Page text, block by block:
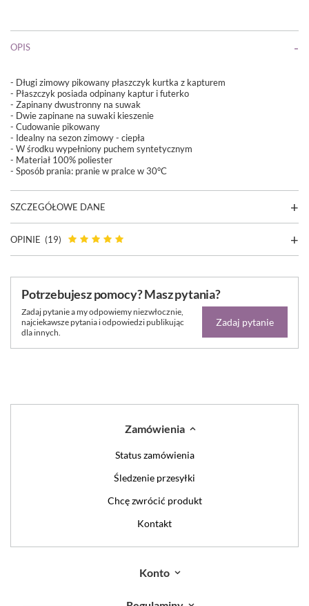
OPIS
- Długi zimowy pikowany płaszczyk kurtka z kapturem
- Płaszczyk posiada odpinany kaptur i futerko
- Zapinany dwustronny na suwak
- Dwie zapinane na suwaki kieszenie
- Cudowanie pikowany
- Idealny na sezon zimowy - ciepła
- W środku wypełniony puchem syntetycznym
- Materiał 100% poliester
- Sposób prania: pranie w pralce w 30°C
SZCZEGÓŁOWE DANE
OPINIE (19)
Potrzebujesz pomocy? Masz pytania?
Zadaj pytanie a my odpowiemy niezwłocznie,
najciekawsze pytania i odpowiedzi publikując
dla innych.
Zadaj pytanie
Zamówienia
Status zamówienia
Śledzenie przesyłki
Chcę zwrócić produkt
Kontakt
Konto